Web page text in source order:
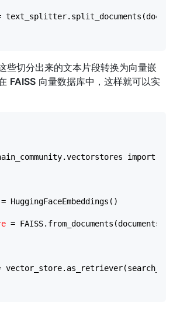
text_splitter.split_documents(docs)
些切分出来的文本片段转换为向量嵌
FAISS 向量数据库中，这样就可以实
import
= HuggingFaceEmbeddings()
= FAISS.from_documents(documents,